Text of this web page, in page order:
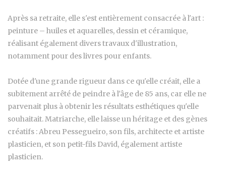
Après sa retraite, elle s'est entièrement consacrée à l'art :
peinture – huiles et aquarelles, dessin et céramique,
réalisant également divers travaux d'illustration,
notamment pour des livres pour enfants.
Dotée d'une grande rigueur dans ce qu'elle créait, elle a
subitement arrêté de peindre à l'âge de 85 ans, car elle ne
parvenait plus à obtenir les résultats esthétiques qu'elle
souhaitait. Matriarche, elle laisse un héritage et des gènes
créatifs : Abreu Pessegueiro, son fils, architecte et artiste
plasticien, et son petit-fils David, également artiste
plasticien.